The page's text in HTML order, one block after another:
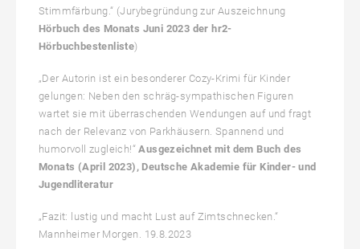
Stimmfärbung.“ (Jurybegründung zur Auszeichnung
Hörbuch des Monats Juni 2023 der hr2-
Hörbuchbestenliste)
„Der Autorin ist ein besonderer Cozy-Krimi für Kinder
gelungen: Neben den schräg-sympathischen Figuren
wartet sie mit überraschenden Wendungen auf und fragt
nach der Relevanz von Parkhäusern. Spannend und
humorvoll zugleich!“Ausgezeichnet mit dem Buch des
Monats (April 2023), Deutsche Akademie für Kinder- und
Jugendliteratur
„Fazit: lustig und macht Lust auf Zimtschnecken.“
Mannheimer Morgen. 19.8.2023